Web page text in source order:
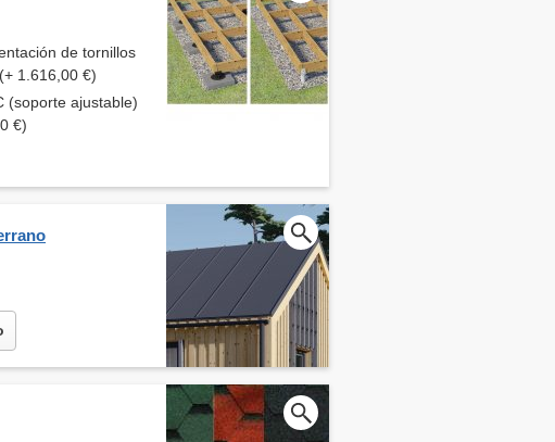
de tornillos
1.616,00 €)
(soporte ajustable)
€)